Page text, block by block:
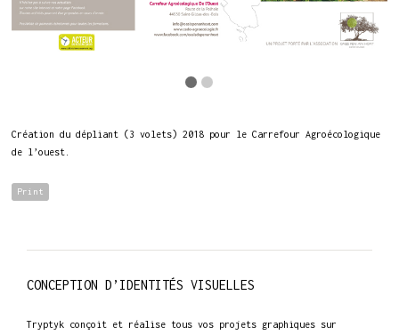
Création du dépliant (3 volets) 2018 pour le Carrefour Agroécologique
de l’ouest.
Print
CONCEPTION D’IDENTITÉS VISUELLES
Tryptyk conçoit et réalise tous vos projets graphiques sur